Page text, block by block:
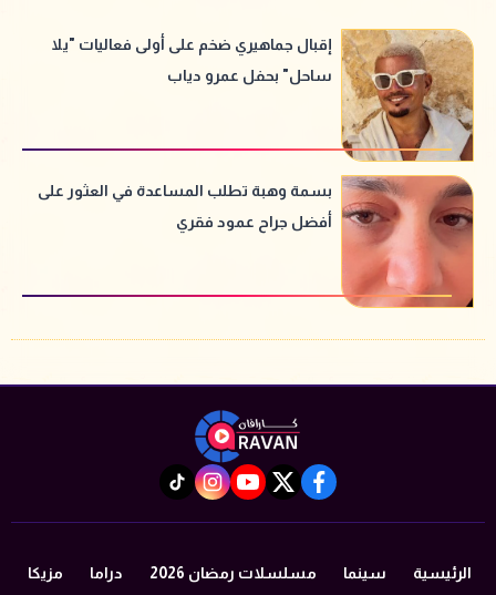
إقبال جماهيري ضخم على أولى فعاليات "يلا
ساحل" بحفل عمرو دياب
بسمة وهبة تطلب المساعدة في العثور على
أفضل جراح عمود فقري
facebook
twitter
youtube
instagram
tiktok
الرئيسية سينما مسلسلات رمضان 2026 دراما مزيكا